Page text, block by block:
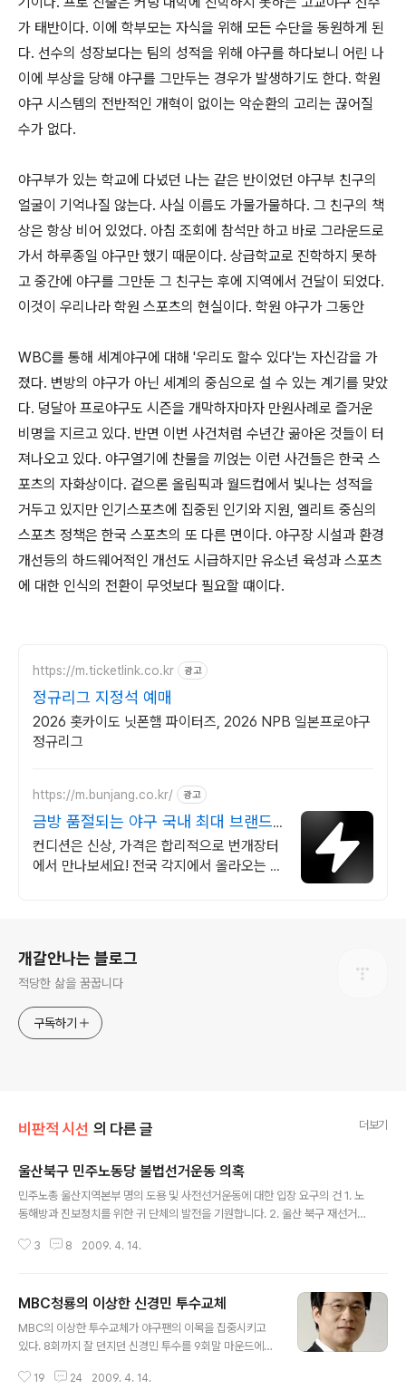
가 태반이다. 이에 학부모는 자식을 위해 모든 수단을 동원하게 된
다. 선수의 성장보다는 팀의 성적을 위해 야구를 하다보니 어린 나
이에 부상을 당해 야구를 그만두는 경우가 발생하기도 한다. 학원
야구 시스템의 전반적인 개혁이 없이는 악순환의 고리는 끊어질
수가 없다.
야구부가 있는 학교에 다녔던 나는 같은 반이었던 야구부 친구의
얼굴이 기억나질 않는다. 사실 이름도 가물가물하다. 그 친구의 책
상은 항상 비어 있었다. 아침 조회에 참석만 하고 바로 그라운드로
가서 하루종일 야구만 했기 때문이다. 상급학교로 진학하지 못하
고 중간에 야구를 그만둔 그 친구는 후에 지역에서 건달이 되었다.
이것이 우리나라 학원 스포츠의 현실이다. 학원 야구가 그동안
WBC를 통해 세계야구에 대해 '우리도 할수 있다'는 자신감을 가
졌다. 변방의 야구가 아닌 세계의 중심으로 설 수 있는 계기를 맞았
다. 덩달아 프로야구도 시즌을 개막하자마자 만원사례로 즐거운
비명을 지르고 있다. 반면 이번 사건처럼 수년간 곪아온 것들이 터
져나오고 있다. 야구열기에 찬물을 끼얹는 이런 사건들은 한국 스
포츠의 자화상이다. 겉으론 올림픽과 월드컵에서 빛나는 성적을
거두고 있지만 인기스포츠에 집중된 인기와 지원, 엘리트 중심의
스포츠 정책은 한국 스포츠의 또 다른 면이다. 야구장 시설과 환경
개선등의 하드웨어적인 개선도 시급하지만 유소년 육성과 스포츠
에 대한 인식의 전환이 무엇보다 필요할 떄이다.
https://m.ticketlink.co.kr 광고
정규리그 지정석 예매
2026 홋카이도 닛폰햄 파이터즈, 2026 NPB 일본프로야구
정규리그
https://m.bunjang.co.kr/ 광고
금방 품절되는 야구 국내 최대 브랜드
중고거래
컨디션은 신상, 가격은 합리적으로 번개장터
에서 만나보세요! 전국 각지에서 올라오는 전
개갈안나는 블로그
적당한 삶을 꿈꿉니다
구독하기
비판적 시선 의 다른 글 더보기
울산북구 민주노동당 불법선거운동 의혹
민주노총 울산지역본부 명의 도용 및 사전선거운동에 대한 입장 요구의 건 1. 노
동해방과 진보정치를 위한 귀 단체의 발전을 기원합니다. 2. 울산 북구 재선거
영향을 미칠 목적으로 진행되고 있는 각종 불법 선거운동이 진행되고 있다는 주
운동에 대한 주요 제보 내용은 첫째, 진보진영 후보로서 해서는 안 될 상대후보
에 대한 마타도어 문건을 만들어 현대자동차 사업부별 간담회를 통해 유포시키
고 있으며(첨부자료1), 둘째, 민주노총 울산지역본부에서 결정한 바 없음에도
3 8 2009. 4. 14.
MBC청룡의 이상한 신경민 투수교체
MBC의 이상한 투수교체가 야구팬의 이목을 집중시키고
있다. 8회까지 잘 던지던 신경민 투수를 9회말 마운드에서
90개로 적당했지만 왠일인지 엄기영 감독은 코치와 의견
19 24 2009. 4. 14.